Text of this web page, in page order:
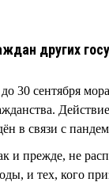
других
сентября
в связи с
и прежде, не
и тех, кого